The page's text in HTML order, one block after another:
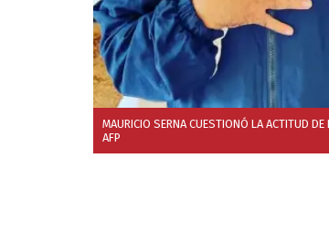
MAURICIO SERNA CUESTIONÓ LA ACTITUD
AFP